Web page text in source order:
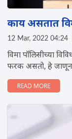
काय असतात
12 Mar, 2022 04:24
विमा पॉलिसीच्या
फरक असतो, हे
READ MORE